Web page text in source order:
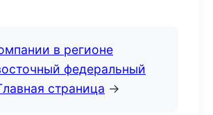
в регионе
федеральный
страница →